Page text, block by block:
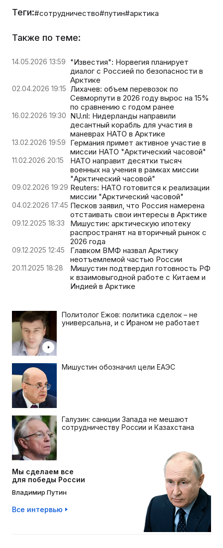
Теги:#сотрудничество#путин#арктика
Также по теме:
14.05.2026 13:59
"Известия": Норвегия планирует
диалог с Россией по безопасности в
Арктике
02.04.2026 19:15 Лихачев: объем перевозок по
Севморпути в 2026 году вырос на 15%
по сравнению с годом ранее
16.02.2026 19:30 NU.nl: Нидерланды направили
десантный корабль для участия в
маневрах НАТО в Арктике
13.02.2026 19:59
Германия примет активное участие в
миссии НАТО "Арктический часовой"
11.02.2026 20:15
НАТО направит десятки тысяч
военных на учения в рамках миссии
"Арктический часовой"
09.02.2026 19:29 Reuters: НАТО готовится к реализации
миссии "Арктический часовой"
04.02.2026 17:45 Песков заявил, что Россия намерена
отстаивать свои интересы в Арктике
09.12.2025 18:33
Мишустин: арктическую ипотеку
распространят на вторичный рынок с
2026 года
09.12.2025 12:45
Главком ВМФ назвал Арктику
неотъемлемой частью России
20.11.2025 18:28
Мишустин подтвердил готовность РФ
к взаимовыгодной работе с Китаем и
Индией в Арктике
Политолог Ежов: политика сделок – не
универсальна, и с Ираном не работает
Мишустин обозначил цели ЕАЭС
Галузин: санкции Запада не мешают
сотрудничеству России и Казахстана
Мы сделаем все
для победы России
Владимир Путин
Все интервью